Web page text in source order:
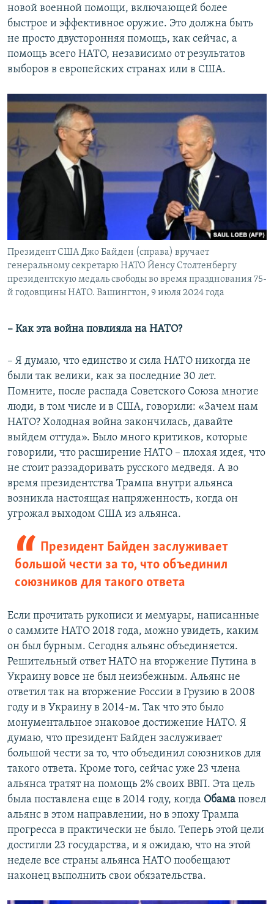
новой военной помощи, включающей более
быстрое и эффективное оружие. Это должна быть
не просто двусторонняя помощь, как сейчас, а
помощь всего НАТО, независимо от результатов
выборов в европейских странах или в США.
Президент США Джо Байден (справа) вручает
генеральному секретарю НАТО Йенсу Столтенбергу
президентскую медаль свободы во время празднования 75-
й годовщины НАТО. Вашингтон, 9 июля 2024 года
– Как эта война повлияла на НАТО?
– Я думаю, что единство и сила НАТО никогда не
были так велики, как за последние 30 лет.
Помните, после распада Советского Союза многие
люди, в том числе и в США, говорили: «Зачем нам
НАТО? Холодная война закончилась, давайте
выйдем оттуда». Было много критиков, которые
говорили, что расширение НАТО – плохая идея, что
не стоит раззадоривать русского медведя. А во
время президентства Трампа внутри альянса
возникла настоящая напряженность, когда он
угрожал выходом США из альянса.
Президент Байден заслуживает
большой чести за то, что объединил
союзников для такого ответа
Если прочитать рукописи и мемуары, написанные
о саммите НАТО 2018 года, можно увидеть, каким
он был бурным. Сегодня альянс объединяется.
Решительный ответ НАТО на вторжение Путина в
Украину вовсе не был неизбежным. Альянс не
ответил так на вторжение России в Грузию в 2008
году и в Украину в 2014-м. Так что это было
монументальное знаковое достижение НАТО. Я
думаю, что президент Байден заслуживает
большой чести за то, что объединил союзников для
такого ответа. Кроме того, сейчас уже 23 члена
альянса тратят на помощь 2% своих ВВП. Эта цель
была поставлена еще в 2014 году, когда Обама повел
альянс в этом направлении, но в эпоху Трампа
прогресса в практически не было. Теперь этой цели
достигли 23 государства, и я ожидаю, что на этой
неделе все страны альянса НАТО пообещают
наконец выполнить свои обязательства.